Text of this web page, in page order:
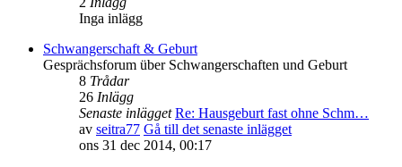
Inga inlägg
Schwangerschaft & Geburt
Gesprächsforum über Schwangerschaften und Geburt
8 Trådar
26 Inlägg
Senaste inlägget Re: Hausgeburt fast ohne Schm…
av seitra77 Gå till det senaste inlägget
ons 31 dec 2014, 00:17